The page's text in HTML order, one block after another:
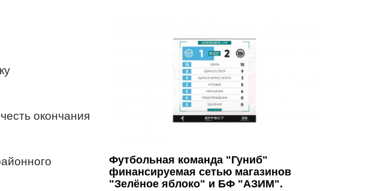
окончания
Футбольная команда "Гуниб"
финансируемая сетью магазинов
"Зелёное яблоко" и БФ "АЗИМ".